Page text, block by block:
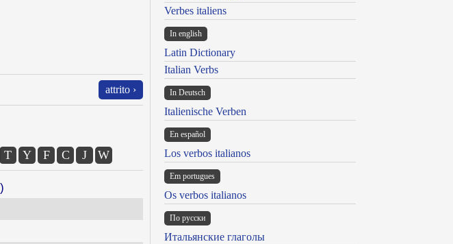
attrito ›
T Y F C J W
Verbes italiens
In english
Latin Dictionary
Italian Verbs
In Deutsch
Italienische Verben
En español
Los verbos italianos
Em portugues
Os verbos italianos
По русски
Итальянские глаголы